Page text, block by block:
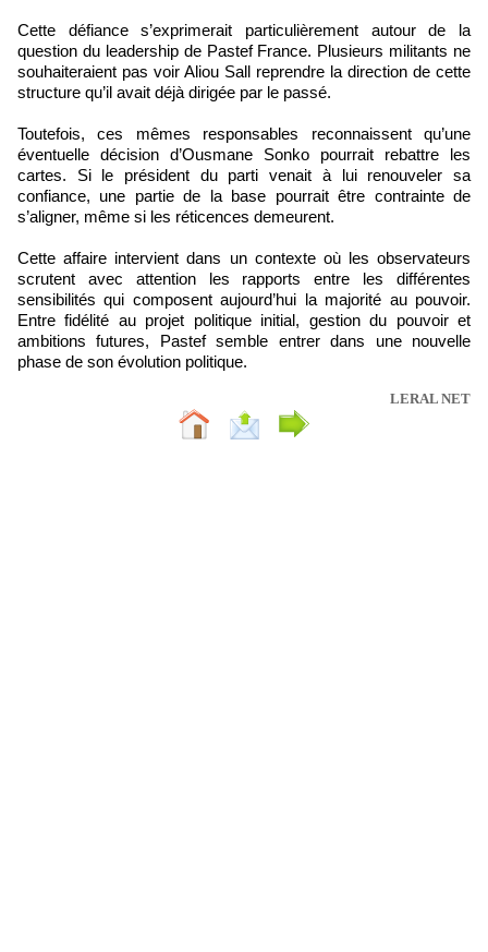
Cette défiance s’exprimerait particulièrement autour de la
question du leadership de Pastef France. Plusieurs militants ne
souhaiteraient pas voir Aliou Sall reprendre la direction de cette
structure qu’il avait déjà dirigée par le passé.
Toutefois, ces mêmes responsables reconnaissent qu’une
éventuelle décision d’Ousmane Sonko pourrait rebattre les
cartes. Si le président du parti venait à lui renouveler sa
confiance, une partie de la base pourrait être contrainte de
s’aligner, même si les réticences demeurent.
Cette affaire intervient dans un contexte où les observateurs
scrutent avec attention les rapports entre les différentes
sensibilités qui composent aujourd’hui la majorité au pouvoir.
Entre fidélité au projet politique initial, gestion du pouvoir et
ambitions futures, Pastef semble entrer dans une nouvelle
phase de son évolution politique.
LERAL NET